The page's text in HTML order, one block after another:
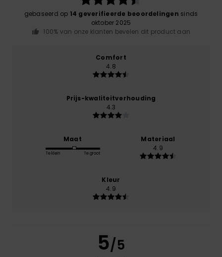
gebaseerd op 14 geverifieerde beoordelingen sinds
oktober 2025
100% van onze klanten bevelen dit product aan
Comfort
4.8
Prijs-kwaliteitverhouding
4.3
Maat
Te klein Te groot
Materiaal
4.9
Kleur
4.9
5/5